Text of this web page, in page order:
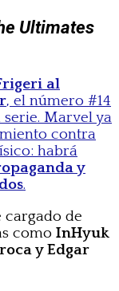
Ultimates
al
, el número #14
serie. Marvel ya
contra
habrá
y
.
cargado de
como InHyuk
y Edgar